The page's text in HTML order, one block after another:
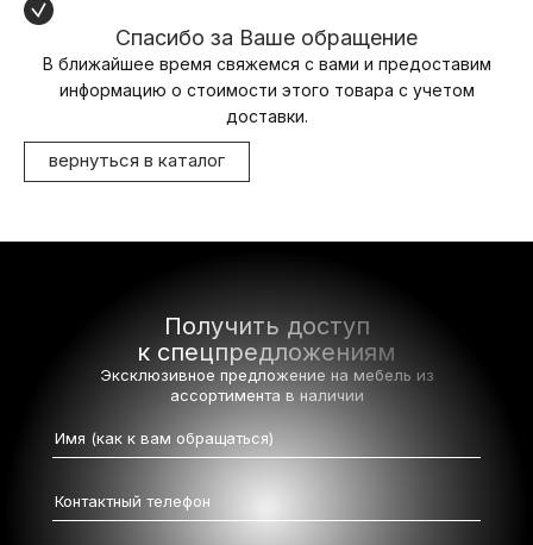
Спасибо за Ваше обращение
В ближайшее время свяжемся с вами и предоставим
информацию о стоимости этого товара с учетом
доставки.
вернуться в каталог
Получить доступ
к спецпредложениям
Эксклюзивное предложение на мебель из
ассортимента в наличии